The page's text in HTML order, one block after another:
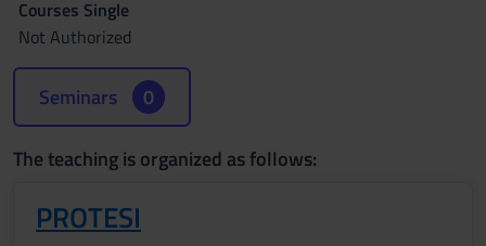
Courses Single
Not Authorized
Seminars 0
The teaching is organized as follows:
PROTESI